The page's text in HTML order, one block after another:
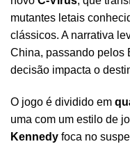
mutantes letais
clássicos. A narrativa
China, passando pelos
decisão impacta o
O jogo é dividido em
uma com um estilo de
Kennedy foca no